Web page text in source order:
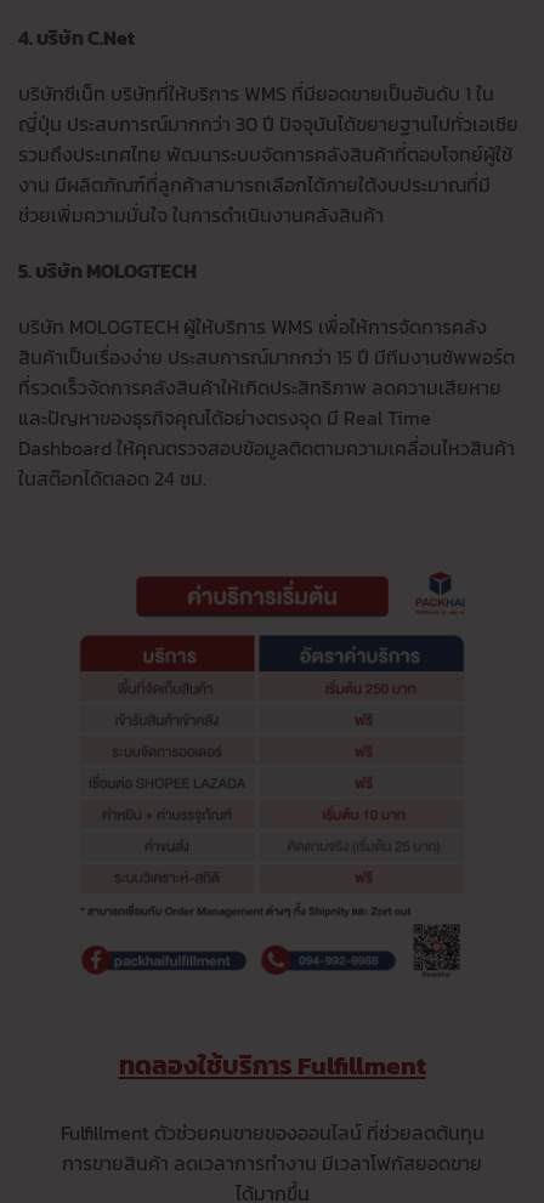
4. บริษัท C.Net
บริษัทซีเน็ท บริษัทที่ให้บริการ WMS ที่มียอดขายเป็นอันดับ 1 ใน
ญี่ปุ่น ประสบการณ์มากกว่า 30 ปี ปัจจุบันได้ขยายฐานไปทั่วเอเชีย
รวมถึงประเทศไทย พัฒนาระบบจัดการคลังสินค้าที่ตอบโจทย์ผู้ใช้
งาน มีผลิตภัณฑ์ที่ลูกค้าสามารถเลือกได้ภายใต้งบประมาณที่มี
ช่วยเพิ่มความมั่นใจ ในการดำเนินงานคลังสินค้า
5. บริษัท MOLOGTECH
บริษัท MOLOGTECH ผู้ให้บริการ WMS เพื่อให้การจัดการคลัง
สินค้าเป็นเรื่องง่าย ประสบการณ์มากกว่า 15 ปี มีทีมงานซัพพอร์ต
ที่รวดเร็วจัดการคลังสินค้าให้เกิดประสิทธิภาพ ลดความเสียหาย
และปัญหาของธุรกิจคุณได้อย่างตรงจุด มี Real Time
Dashboard ให้คุณตรวจสอบข้อมูลติดตามความเคลื่อนไหวสินค้า
ในสต๊อกได้ตลอด 24 ชม.
ทดลองใช้บริการ Fulfillment
Fulfillment ตัวช่วยคนขายของออนไลน์ ที่ช่วยลดต้นทุน
การขายสินค้า ลดเวลาการทำงาน มีเวลาโฟกัสยอดขาย
ได้มากขึ้น